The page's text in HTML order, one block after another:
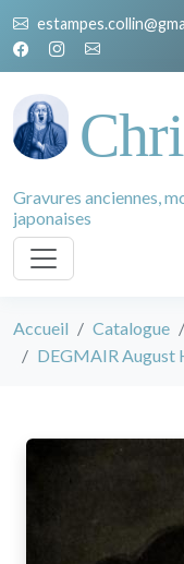
Gravures anciennes,
japonaises
Accueil Catalogue
DEGMAIR August